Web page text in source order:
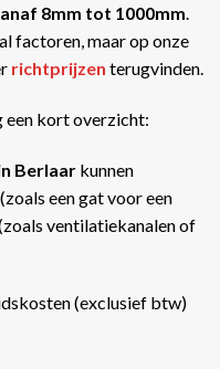
8mm tot 1000mm.
factoren, maar op onze
richtprijzen terugvinden.
een kort overzicht:
Berlaar kunnen
een gat voor een
ventilatiekanalen of
(exclusief btw)